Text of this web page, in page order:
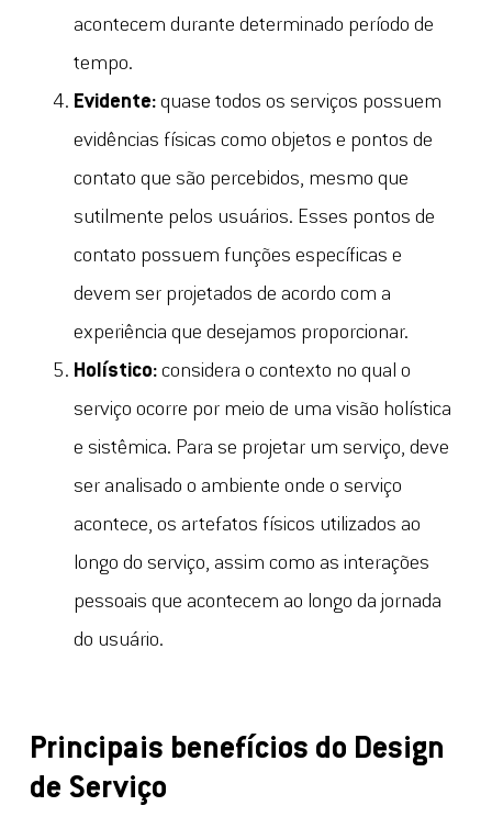
acontecem durante determinado período de
tempo.
Evidente:quase todos os serviços possuem
evidências físicas como objetos e pontos de
contato que são percebidos, mesmo que
sutilmente pelos usuários. Esses pontos de
contato possuem funções específicas e
devem ser projetados de acordo com a
experiência que desejamos proporcionar.
Holístico:considera o contexto no qual o
serviço ocorre por meio de uma visão holística
e sistêmica. Para se projetar um serviço, deve
ser analisado o ambiente onde o serviço
acontece, os artefatos físicos utilizados ao
longo do serviço, assim como as interações
pessoais que acontecem ao longo da jornada
do usuário.
Principais benefícios do Design
de Serviço